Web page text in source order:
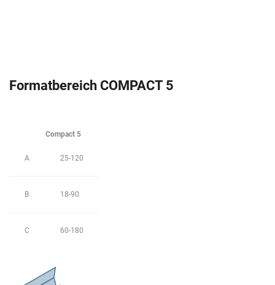
Formatbereich COMPACT 5
Compact 5
A 25-120
B 18-90
C 60-180